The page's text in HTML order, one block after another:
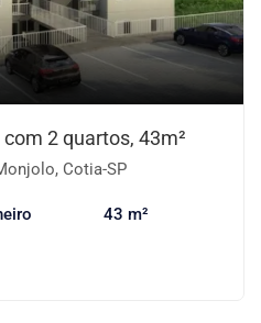
2 quartos, 43m²
Cotia-SP
43 m²